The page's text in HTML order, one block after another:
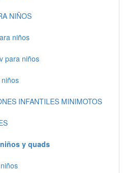
NIÑOS
niños
para niños
INFANTILES MINIMOTOS
y quads